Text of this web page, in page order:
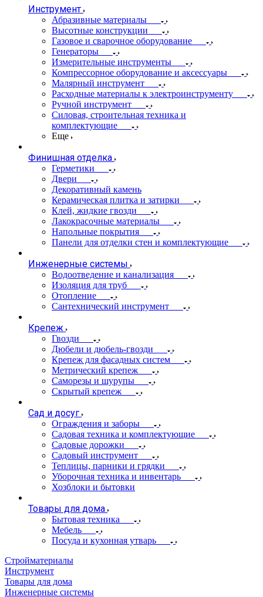
Инструмент
Абразивные материалы
Высотные конструкции
Газовое и сварочное оборудование
Генераторы
Измерительные инструменты
Компрессорное оборудование и аксессуары
Малярный инструмент
Расходные материалы к электроинструменту
Ручной инструмент
Силовая, строительная техника и
комплектующие
Еще
Финишная отделка
Герметики
Двери
Декоративный камень
Керамическая плитка и затирки
Клей, жидкие гвозди
Лакокрасочные материалы
Напольные покрытия
Панели для отделки стен и комплектующие
Инженерные системы
Водоотведение и канализация
Изоляция для труб
Отопление
Сантехнический инструмент
Крепеж
Гвозди
Дюбели и дюбель-гвозди
Крепеж для фасадных систем
Метрический крепеж
Саморезы и шурупы
Скрытый крепеж
Сад и досуг
Ограждения и заборы
Садовая техника и комплектующие
Садовые дорожки
Садовый инструмент
Теплицы, парники и грядки
Уборочная техника и инвентарь
Хозблоки и бытовки
Товары для дома
Бытовая техника
Мебель
Посуда и кухонная утварь
Стройматериалы
Инструмент
Товары для дома
Инженерные системы